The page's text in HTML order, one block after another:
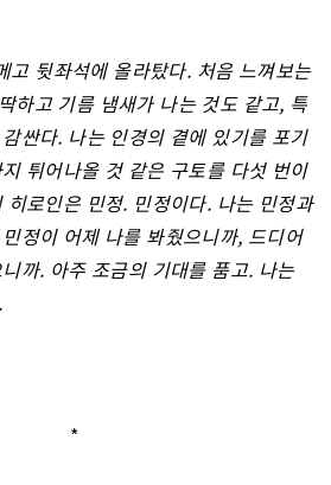
고 뒷좌석에 올라탔다. 처음 느껴보는
하고 기름 냄새가 나는 것도 같고, 특
싼다. 나는 인경의 곁에 있기를 포기
튀어나올 것 같은 구토를 다섯 번이
로인은 민정. 민정이다. 나는 민정과
정이 어제 나를 봐줬으니까, 드디어
까. 아주 조금의 기대를 품고. 나는
*